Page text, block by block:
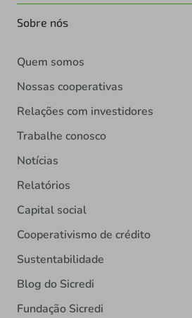
Sobre nós
Quem somos
Nossas cooperativas
Relações com investidores
Trabalhe conosco
Notícias
Relatórios
Capital social
Cooperativismo de crédito
Sustentabilidade
Blog do Sicredi
Fundação Sicredi